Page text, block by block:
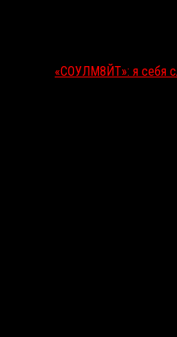
«СОУЛМ8ЙТ»: я себя